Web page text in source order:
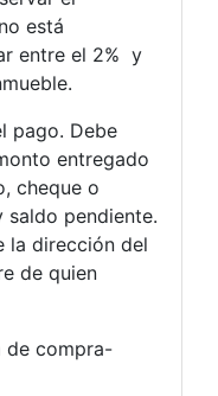
está
entre el 2% y
pago. Debe
entregado
cheque o
pendiente.
la dirección del
de quien
de compra-